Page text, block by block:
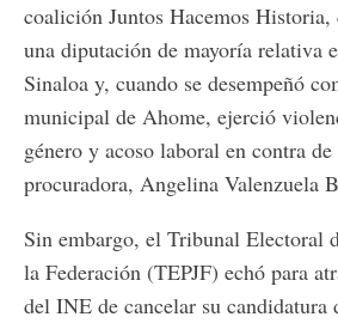
coalición Juntos Hacemos
una diputación de mayoría relativa
Sinaloa y, cuando se desempeñó
municipal de Ahome, ejerció
género y acoso laboral en contra
procuradora, Angelina Valenzuela
Sin embargo, el Tribunal Electoral
la Federación (TEPJF) echó para
del INE de cancelar su candidatura